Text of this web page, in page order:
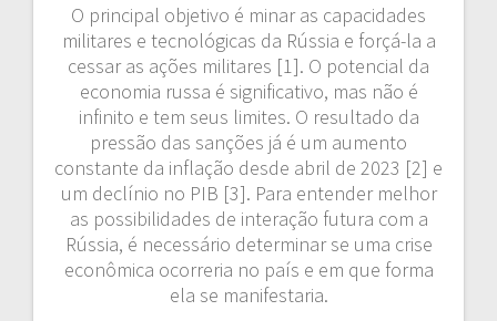
O principal objetivo é minar as capacidades
militares e tecnológicas da Rússia e forçá-la a
cessar as ações militares [1]. O potencial da
economia russa é significativo, mas não é
infinito e tem seus limites. O resultado da
pressão das sanções já é um aumento
constante da inflação desde abril de 2023 [2] e
um declínio no PIB [3]. Para entender melhor
as possibilidades de interação futura com a
Rússia, é necessário determinar se uma crise
econômica ocorreria no país e em que forma
ela se manifestaria.